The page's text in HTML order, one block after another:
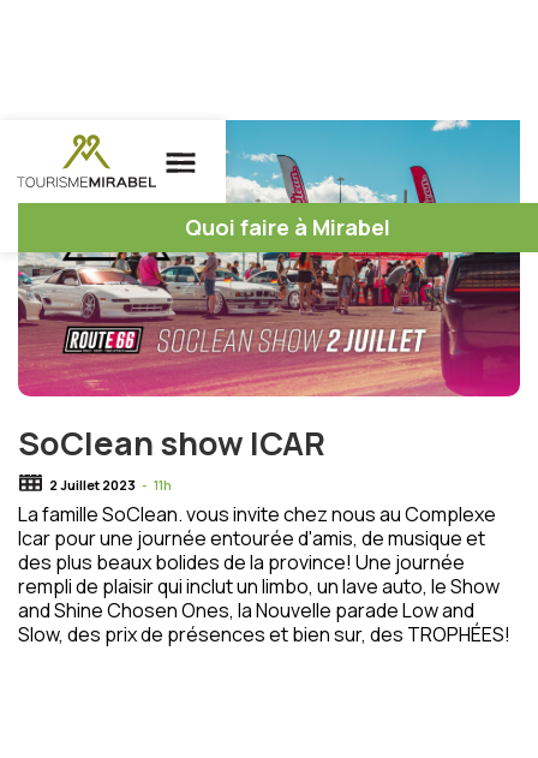
Quoi faire à Mirabel
SoClean show ICAR
2 Juillet 2023 - 11h
La famille SoClean. vous invite chez nous au Complexe
Icar pour une journée entourée d'amis, de musique et
des plus beaux bolides de la province! Une journée
rempli de plaisir qui inclut un limbo, un lave auto, le Show
and Shine Chosen Ones, la Nouvelle parade Low and
Slow, des prix de présences et bien sur, des TROPHÉES!